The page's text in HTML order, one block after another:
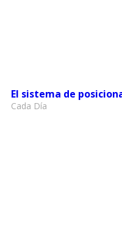
El sistema de
Cada Día